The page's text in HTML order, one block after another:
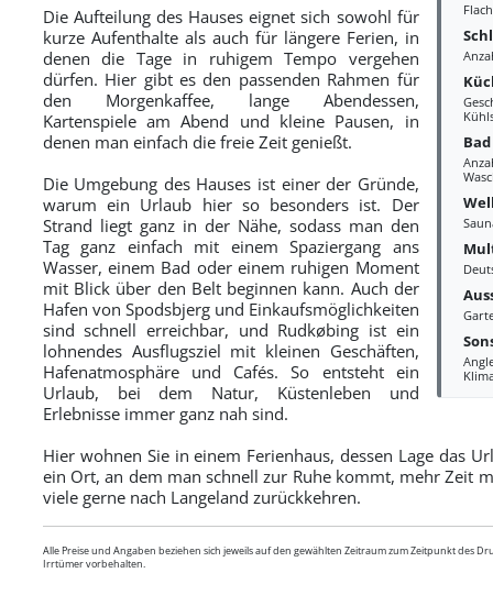
Bad
Die Aufteilung des Hauses eignet sich sowohl für
kurze Aufenthalte als auch für längere Ferien, in
denen die Tage in ruhigem Tempo vergehen
dürfen. Hier gibt es den passenden Rahmen für
den Morgenkaffee, lange Abendessen,
Kartenspiele am Abend und kleine Pausen, in
denen man einfach die freie Zeit genießt.
Die Umgebung des Hauses ist einer der Gründe,
warum ein Urlaub hier so besonders ist. Der
Strand liegt ganz in der Nähe, sodass man den
Tag ganz einfach mit einem Spaziergang ans
Wasser, einem Bad oder einem ruhigen Moment
mit Blick über den Belt beginnen kann. Auch der
Hafen von Spodsbjerg und Einkaufsmöglichkeiten
sind schnell erreichbar, und Rudkøbing ist ein
lohnendes Ausflugsziel mit kleinen Geschäften,
Hafenatmosphäre und Cafés. So entsteht ein
Urlaub, bei dem Natur, Küstenleben und
Erlebnisse immer ganz nah sind.
Hier wohnen Sie in einem Ferienhaus, dessen Lage das
ein Ort, an dem man schnell zur Ruhe kommt, mehr Zeit
viele gerne nach Langeland zurückkehren.
Alle Preise und Angaben beziehen sich jeweils auf den gewählten Zeitraum zum Zeitpunkt des
Irrtümer vorbehalten.